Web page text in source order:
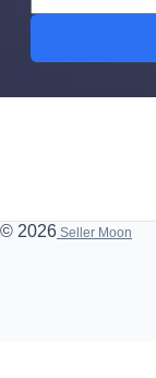
© 2026 Seller Moon